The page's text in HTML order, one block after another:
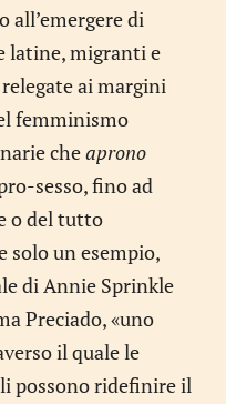
all’emergere di
latine, migranti e
ai margini
femminismo
cheaprono
sesso, fino ad
o del tutto
solo un esempio,
di Annie Sprinkle
Preciado, «uno
il quale le
possono ridefinire il